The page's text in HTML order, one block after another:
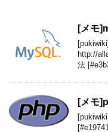
[メモ
http://
法
[メモ